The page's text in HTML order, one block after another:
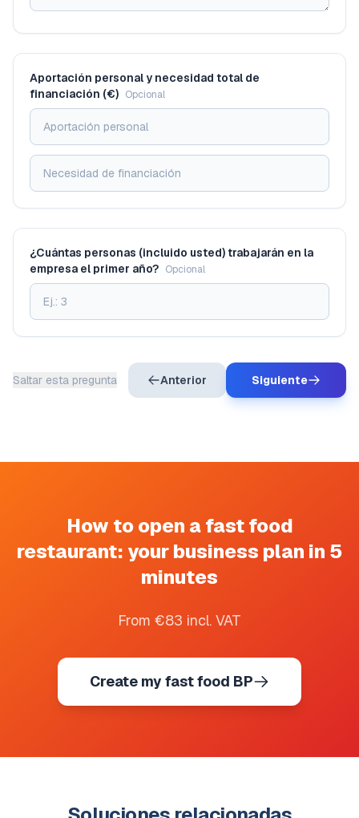
Aportación personal y necesidad total de
financiación (€) Opcional
¿Cuántas personas (incluido usted) trabajarán en la
empresa el primer año? Opcional
Saltar esta pregunta Anterior Siguiente
How to open a fast food
restaurant: your business plan in 5
minutes
From €83 incl. VAT
Create my fast food BP